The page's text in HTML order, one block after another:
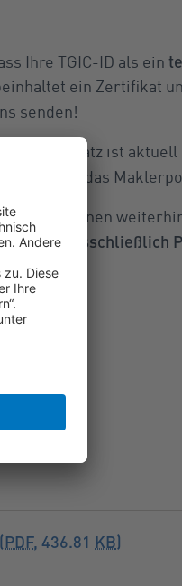
Ihre TGIC-ID als ein
ein Zertifikat
senden!
Datensatz ist aktuell
über das
können
können ausschließlich
PDF, 436.81 KB)